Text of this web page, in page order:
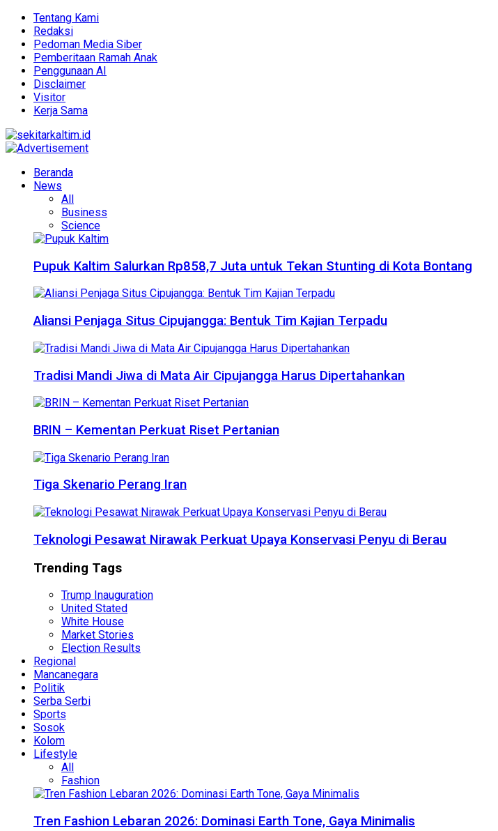
Tentang Kami
Redaksi
Pedoman Media Siber
Pemberitaan Ramah Anak
Penggunaan AI
Disclaimer
Visitor
Kerja Sama
Beranda
News
All
Business
Science
Pupuk Kaltim Salurkan Rp858,7 Juta untuk Tekan Stunting di Kota Bontang
Aliansi Penjaga Situs Cipujangga: Bentuk Tim Kajian Terpadu
Tradisi Mandi Jiwa di Mata Air Cipujangga Harus Dipertahankan
BRIN – Kementan Perkuat Riset Pertanian
Tiga Skenario Perang Iran
Teknologi Pesawat Nirawak Perkuat Upaya Konservasi Penyu di Berau
Trending Tags
Trump Inauguration
United Stated
White House
Market Stories
Election Results
Regional
Mancanegara
Politik
Serba Serbi
Sports
Sosok
Kolom
Lifestyle
All
Fashion
Tren Fashion Lebaran 2026: Dominasi Earth Tone, Gaya Minimalis